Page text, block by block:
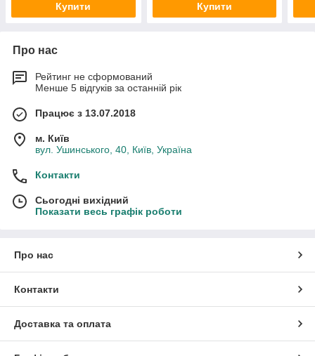
Купити Купити
Про нас
Рейтинг не сформований
Менше 5 відгуків за останній рік
Працює з 13.07.2018
м. Київ
вул. Ушинського, 40, Київ, Україна
Контакти
Сьогодні вихідний
Показати весь графік роботи
Про нас
Контакти
Доставка та оплата